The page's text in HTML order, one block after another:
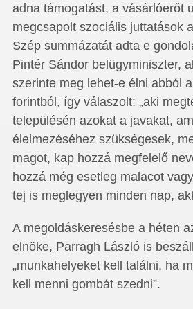
adna támogatást, a vásárlóerőt
megcsapolt szociális juttatások
Szép summázatát adta e
Pintér Sándor belügyminiszter,
szerinte meg lehet-e élni abból
forintból, így válaszolt: „aki
településén azokat a javakat,
élelmezéséhez szükségesek,
magot, kap hozzá megfelelő
hozzá még esetleg malacot
tej is meglegyen minden nap,
A megoldáskeresésbe a héten
elnöke, Parragh László is
„munkahelyeket kell találni, ha
kell menni gombát szedni”.